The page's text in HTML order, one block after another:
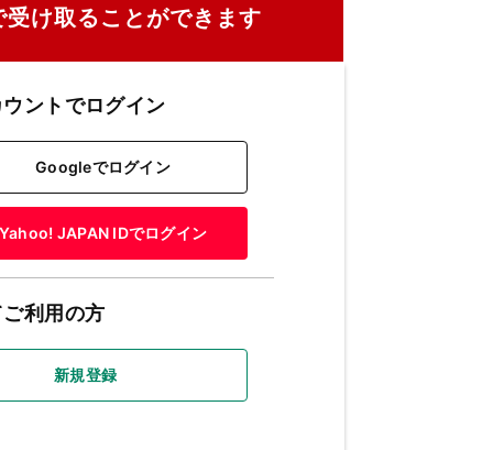
け取ることができます
ントでログイン
Googleでログイン
JAPAN IDでログイン
利用の方
新規登録